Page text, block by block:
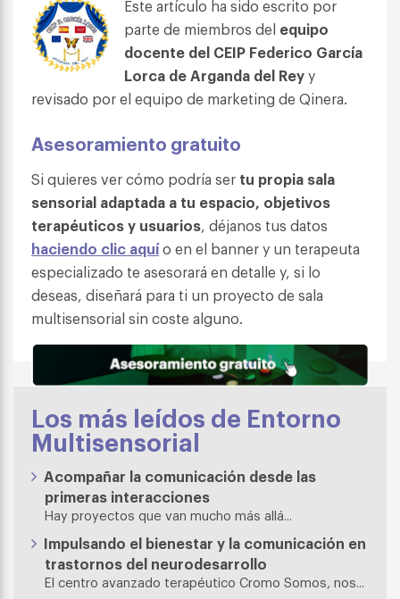
Este artículo ha sido escrito por
parte de miembros del equipo
docente del CEIP Federico García
Lorca de Arganda del Reyy
revisado por el equipo de marketing de Qinera.
Asesoramiento gratuito
Si quieres ver cómo podría ser tu propia sala
sensorial adaptada a tu espacio, objetivos
terapéuticos y usuarios, déjanos tus datos
haciendo clic aquío en el banner y un terapeuta
especializado te asesorará en detalle y, si lo
deseas, diseñará para ti un proyecto de sala
multisensorial sin coste alguno.
Los más leídos de Entorno
Multisensorial
Acompañar la comunicación desde las
primeras interacciones
Hay proyectos que van mucho más allá...
Impulsando el bienestar y la comunicación en
trastornos del neurodesarrollo
El centro avanzado terapéutico Cromo Somos, nos...